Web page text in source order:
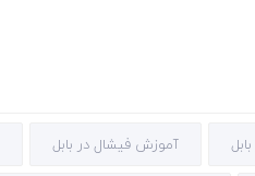
آموزش فیشال در بابل